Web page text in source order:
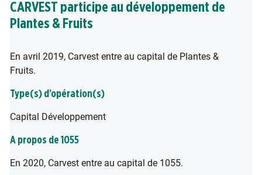
CARVEST participe au développement de
Plantes & Fruits
En avril 2019, Carvest entre au capital de Plantes &
Fruits.
Type(s) d’opération(s)
Capital Développement
A propos de 1055
En 2020, Carvest entre au capital de 1055.